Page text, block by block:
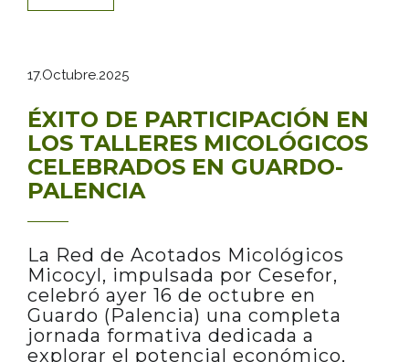
17.Octubre.2025
ÉXITO DE PARTICIPACIÓN EN
LOS TALLERES MICOLÓGICOS
CELEBRADOS EN GUARDO-
PALENCIA
La Red de Acotados Micológicos
Micocyl, impulsada por Cesefor,
celebró ayer 16 de octubre en
Guardo (Palencia) una completa
jornada formativa dedicada a
explorar el potencial económico,